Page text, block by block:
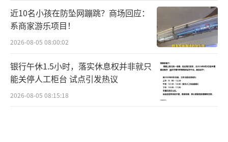
比如今年一季度，一线城市总价3000万以
上的豪宅，成交同比增长14%。
以上的顶豪，把上海都甩后面了。
近10名小孩在防坠网蹦跳？商场回应：
系商家游乐项目！
2026-08-05 08:00:02
银行午休1.5小时，落实休息权并非就只
能关停人工柜台 试点引发热议
2026-08-05 08:15:18